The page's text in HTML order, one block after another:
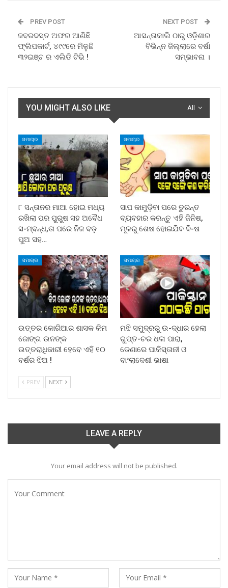
PREV POST
ଜବରଦସ୍ତ ଅଫର ଆଣିଛି
ଫ୍ଲିପକାର୍ଟ, ୪୯୯ରେ ମିଳୁଛି
୩୨ଇଞ୍ଚ ର ଏଲିଡି ଟିଭି !
NEXT POST
ଆସନ୍ତାକାଲି ଠାରୁ ଓଡ଼ିଶାର
ବିଭିନ୍ନ ଜିଲ୍ଲାରେ ବର୍ଷା
ସମ୍ଭାବନା ।
All
YOU MIGHT ALSO LIKE
ସମାଚାର
୮ ସନ୍ତାନର ମାଆ ହୋଇ ମଧ୍ୟ
ରଖିଲା ପର ପୁରୁଷ ସହ ଅବୈଧ
ସ-ମ୍ବନ୍ଧ,ତା ପରେ ନିଜ ବଡ଼
ପୁଅ ସହ…
ସମାଚାର
ସାପ କାମୁଡ଼ିବା ପରେ ତୁରନ୍ତ
ବ୍ୟବହାର କରନ୍ତୁ ଏହି ଜିନିଷ,
ମୂଳରୁ ଶେଷ ହୋଇଯିବ ବି-ଷ
ସମାଚାର
ଉତ୍ତର କୋରିଆର ଶାସକ କିମ
ଜୋଙ୍ଗ ଉନଙ୍କ
ଉତ୍ତରାଧିକାରୀ ହେବେ ଏହି ୧୦
ବର୍ଷର ଝିଅ !
ସମାଚାର
ମଝି ସମୁଦ୍ରରୁ ଉ-ଦ୍ଧାର ହେଲା
ଗୁପ୍ତ-ଚର ଧଳା ପାରା,
ଡେଣାରେ ପାକିସ୍ତାନୀ ଓ
ବାଂଲାଦେଶୀ ଭାଷା
PREV NEXT
LEAVE A REPLY
Your email address will not be published.